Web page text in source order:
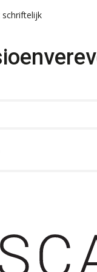
schriftelijk